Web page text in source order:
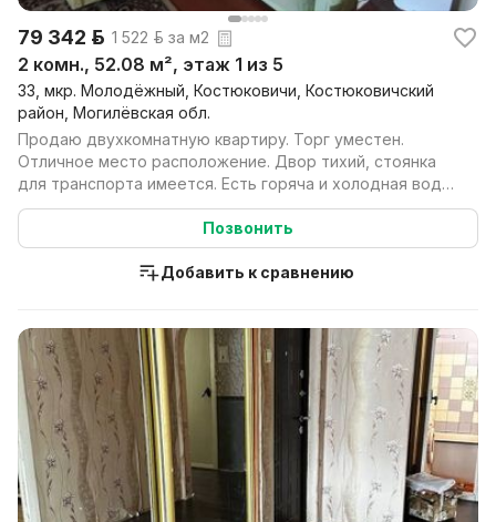
79 342 р. 1 522 р. за м2
2 комн., 52.08 м², этаж 1 из 5
33, мкр. Молодёжный, Костюковичи, Костюковичский
район, Могилёвская обл.
Продаю двухкомнатную квартиру. Торг уместен.
Отличное место расположение. Двор тихий, стоянка
для транспорта имеется. Есть горяча и холодная вода.
М...
Позвонить
Добавить к сравнению